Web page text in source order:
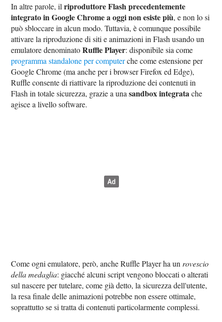
In altre parole, ilriproduttore Flash precedentemente
integrato in Google Chrome a oggi non esiste più, e non lo si
può sbloccare in alcun modo. Tuttavia, è comunque possibile
attivare la riproduzione di siti e animazioni in Flash usando un
emulatore denominatoRuffle Player: disponibile sia come
programma standalone per computerche come estensione per
Google Chrome (ma anche per i browser Firefox ed Edge),
Ruffle consente di riattivare la riproduzione dei contenuti in
Flash in totale sicurezza, grazie a unasandbox integratache
agisce a livello software.
Come ogni emulatore, però, anche Ruffle Player ha un rovescio
della medaglia: giacché alcuni script vengono bloccati o alterati
sul nascere per tutelare, come già detto, la sicurezza dell'utente,
la resa finale delle animazioni potrebbe non essere ottimale,
soprattutto se si tratta di contenuti particolarmente complessi.